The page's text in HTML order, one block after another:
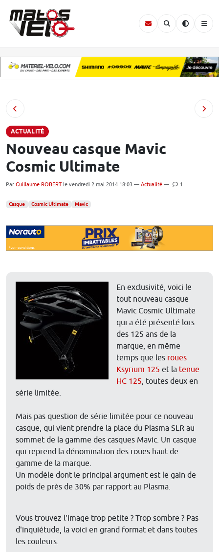
ACTUALITÉ
Nouveau casque Mavic
Cosmic Ultimate
Par Guillaume ROBERT le vendredi 2 mai 2014 18:03 — Actualité — 1
Casque Cosmic Ultimate Mavic
En exclusivité, voici le
tout nouveau casque
Mavic Cosmic Ultimate
qui a été présenté lors
des 125 ans de la
marque, en même
temps que les roues
Ksyrium 125 et la tenue
HC 125, toutes deux en
série limitée.
Mais pas question de série limitée pour ce nouveau
casque, qui vient prendre la place du Plasma SLR au
sommet de la gamme des casques Mavic. Un casque
qui reprend la dénomination des roues haut de
gamme de la marque.
Un modèle dont le principal argument est le gain de
poids de près de 30% par rapport au Plasma.
Vous trouvez l'image trop petite ? Trop sombre ? Pas
d'inquiétude, la voici en grand format et dans toutes
les couleurs.